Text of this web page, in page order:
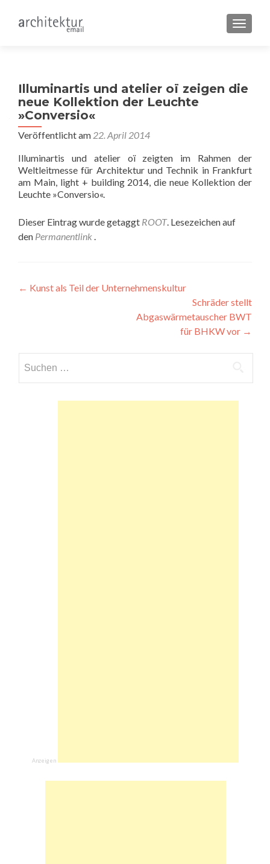
Illuminartis und atelier oï zeigen die
neue Kollektion der Leuchte
»Conversio«
Veröffentlicht am 22. April 2014
Illuminartis und atelier oï zeigten im Rahmen der
Weltleitmesse für Architektur und Technik in Frankfurt
am Main, light + building 2014, die neue Kollektion der
Leuchte »Conversio«.
Dieser Eintrag wurde getaggt ROOT. Lesezeichen auf
den Permanentlink .
Beitragsnavigation
← Kunst als Teil der Unternehmenskultur
Schräder stellt
Abgaswärmetauscher BWT
für BHKW vor →
nach:
Anzeigen